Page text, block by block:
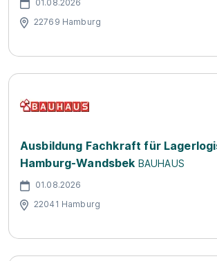
01.08.2026
22769 Hamburg
Ausbildung Fachkraft für
Hamburg-Wandsbek BAUHAUS
01.08.2026
22041 Hamburg